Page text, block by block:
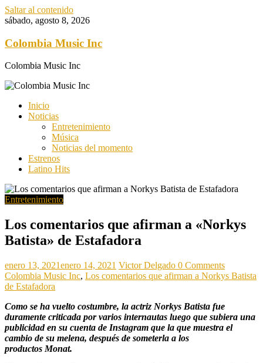
Saltar al contenido
sábado, agosto 8, 2026
Colombia Music Inc
Colombia Music Inc
Inicio
Noticias
Entretenimiento
Música
Noticias del momento
Estrenos
Latino Hits
Entretenimiento
Los comentarios que afirman a «Norkys
Batista» de Estafadora
enero 13, 2021enero 14, 2021 Victor Delgado 0 Comments
Colombia Music Inc, Los comentarios que afirman a Norkys Batista
de Estafadora
Como se ha vuelto costumbre, la actriz Norkys Batista fue
duramente criticada por varios internautas luego que subiera una
publicidad en su cuenta de Instagram que la que muestra el
cambio de su melena, después de someterla a los
productos Monat.